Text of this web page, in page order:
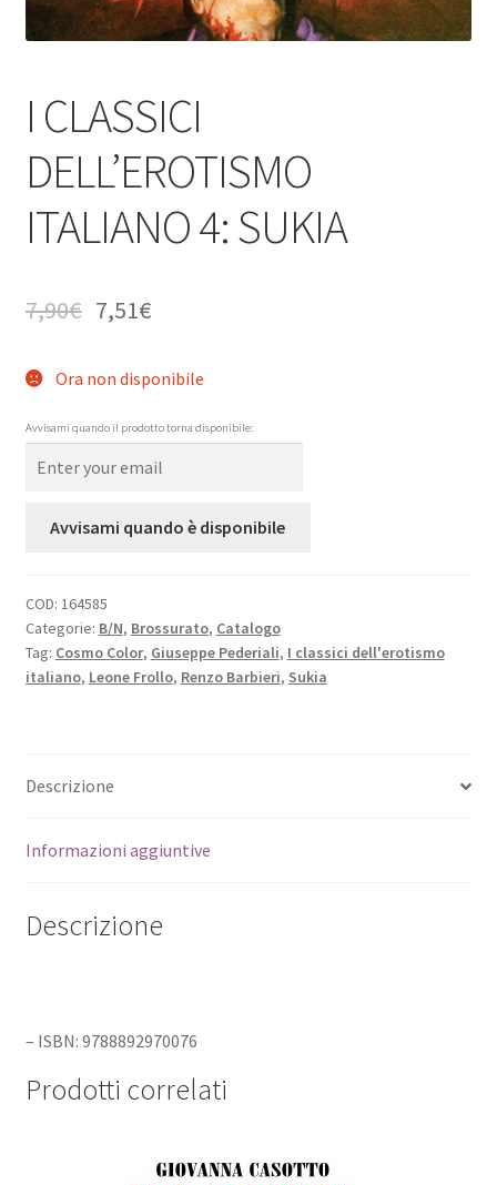
I CLASSICI
DELL’EROTISMO
ITALIANO 4: SUKIA
7,90€ 7,51€
Ora non disponibile
Avvisami quando il prodotto torna disponibile:
Avvisami quando è disponibile
COD: 164585
Categorie: B/N, Brossurato, Catalogo
Tag: Cosmo Color, Giuseppe Pederiali, I classici dell'erotismo
italiano, Leone Frollo, Renzo Barbieri, Sukia
Descrizione
Informazioni aggiuntive
Descrizione
– ISBN: 9788892970076
Prodotti correlati